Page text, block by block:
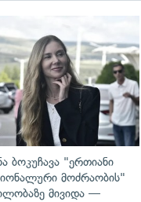
ბოკუჩავა "ერთიანი
მოძრაობის"
მივიდა —